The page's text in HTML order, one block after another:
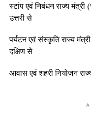
स्टांप एवं निबंधन राज्य मंत्री
उत्तरी से
पर्यटन एवं संस्कृति राज्य
दक्षिण से
आवास एवं शहरी नियोजन